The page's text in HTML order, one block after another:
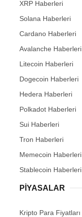
XRP Haberleri
Solana Haberleri
Cardano Haberleri
Avalanche Haberleri
Litecoin Haberleri
Dogecoin Haberleri
Hedera Haberleri
Polkadot Haberleri
Sui Haberleri
Tron Haberleri
Memecoin Haberleri
Stablecoin Haberleri
PIYASALAR
Kripto Para Fiyatları